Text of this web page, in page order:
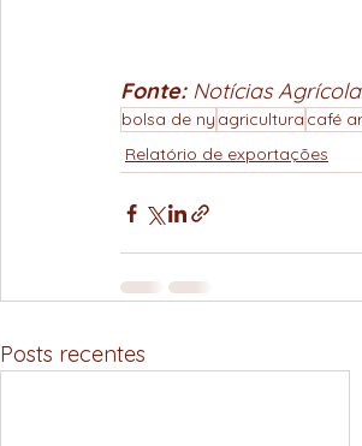
Fonte: Notícias
bolsa de ny agricultura café
Relatório de exportações
Posts recentes